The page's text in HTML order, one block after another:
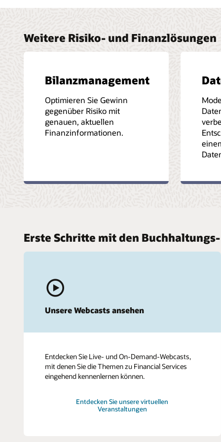
Weitere Risiko- und Finanzlösungen
Bilanzmanagement
Optimieren Sie Gewinn
gegenüber Risiko mit
genauen, aktuellen
Finanzinformationen.
Erste Schritte mit den
Unsere Webcasts ansehen
Entdecken Sie Live- und On-Demand-Webcasts,
mit denen Sie die Themen zu Financial Services
eingehend kennenlernen können.
Entdecken Sie unsere virtuellen
Veranstaltungen